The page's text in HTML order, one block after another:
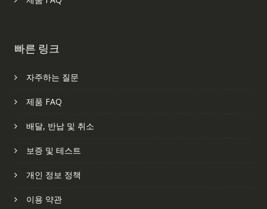
빠른 링크
자주하는 질문
제품 FAQ
배달, 반납 및 취소
보증 및 테스트
개인 정보 정책
이용 약관